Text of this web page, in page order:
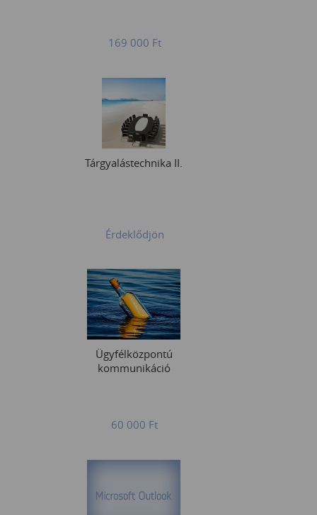
169 000 Ft
Tárgyalástechnika II.
Érdeklődjön
Ügyfélközpontú
kommunikáció
60 000 Ft